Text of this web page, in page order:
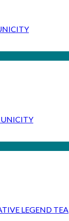
UNICITY
LEGEND TEA